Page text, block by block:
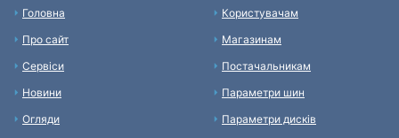
Головна
Про сайт
Сервіси
Новини
Огляди
Користувачам
Магазинам
Постачальникам
Параметри шин
Параметри дисків